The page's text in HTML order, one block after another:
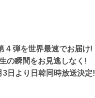
4 弾を世界最速でお届け!
の瞬間をお見逃しなく!
3日より日韓同時放送決定!